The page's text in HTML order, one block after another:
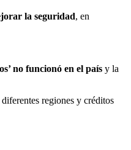
la seguridad, en
no funcionó en el país y la
diferentes regiones y créditos